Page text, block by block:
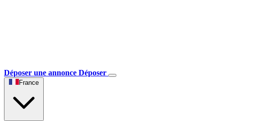
Déposer une annonce Déposer
France